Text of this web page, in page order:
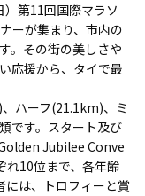
第11回国際マラソ
ーが集まり、市内の
。その街の美しさや
応援から、タイで最
ハーフ(21.1km)、ミ
です。スタート及び
Jubilee Conve
10位まで、各年齢
は、トロフィーと賞